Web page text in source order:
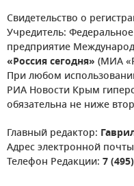
Свидетельство о
Учредитель:
предприятие
«Россия сегодня» (МИА
При любом
РИА Новости Крым
обязательна не ниже
Главный редактор:
Адрес электронной
Телефон Редакции: 7